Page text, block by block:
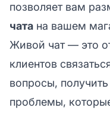
позволяет вам
чата на вашем
Живой чат — это
клиентов
вопросы,
проблемы,